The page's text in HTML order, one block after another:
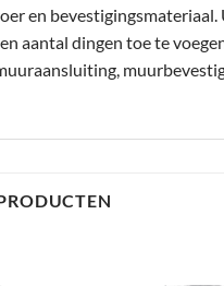
en bevestigingsmateriaal.
aantal dingen toe te